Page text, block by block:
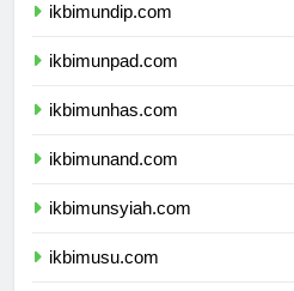
ikbimundip.com
ikbimunpad.com
ikbimunhas.com
ikbimunand.com
ikbimunsyiah.com
ikbimusu.com